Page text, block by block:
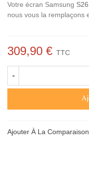
Votre écran Samsung
nous vous la remplaçons
309,90 € TTC
-
Ajouter À La Comparaison